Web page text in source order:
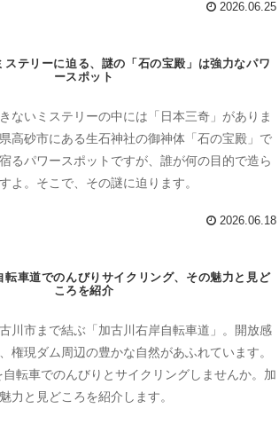
2026.06.25
ステリーに迫る、謎の「石の宝殿」は強力なパワ
ースポット
ないミステリーの中には「日本三奇」がありま
高砂市にある生石神社の御神体「石の宝殿」で
るパワースポットですが、誰が何の目的で造ら
よ。そこで、その謎に迫ります。
2026.06.18
転車道でのんびりサイクリング、その魅力と見ど
ころを紹介
川市まで結ぶ「加古川右岸自転車道」。開放感
権現ダム周辺の豊かな自然があふれています。
転車でのんびりとサイクリングしませんか。加
力と見どころを紹介します。